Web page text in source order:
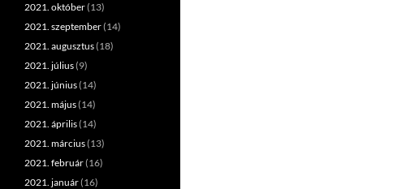
2021. október(13)
2021. szeptember(14)
2021. augusztus(18)
2021. július(9)
2021. június(14)
2021. május(14)
2021. április(14)
2021. március(13)
2021. február(16)
2021. január(16)